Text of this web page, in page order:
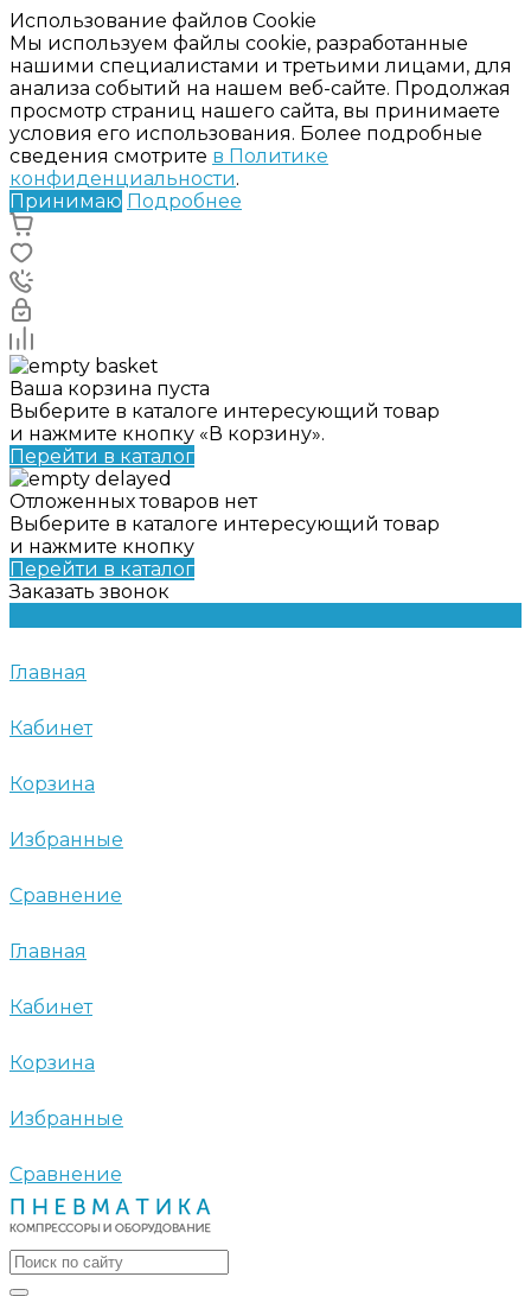
Использование файлов Cookie
Мы используем файлы cookie, разработанные
нашими специалистами и третьими лицами, для
анализа событий на нашем веб-сайте. Продолжая
просмотр страниц нашего сайта, вы принимаете
условия его использования. Более подробные
сведения смотрите в Политике
конфиденциальности.
Принимаю Подробнее
Ваша корзина пуста
Выберите в каталоге интересующий товар
и нажмите кнопку «В корзину».
Перейти в каталог
Отложенных товаров нет
Выберите в каталоге интересующий товар
и нажмите кнопку
Перейти в каталог
Заказать звонок
Главная
Кабинет
Корзина
Избранные
Сравнение
Главная
Кабинет
Корзина
Избранные
Сравнение